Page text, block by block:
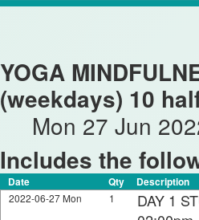
YOGA
(weekdays) 10
Mon 27 Jun
Includes the
Date Qty Description
2022-06-27 Mon 1
DAY 1